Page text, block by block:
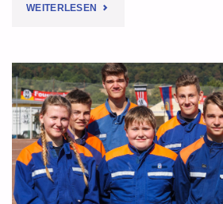
WEITERLESEN "RHEINISCHE
SPENDEN
1000
EURO
AN
JUGENDFEUERWEHREN"